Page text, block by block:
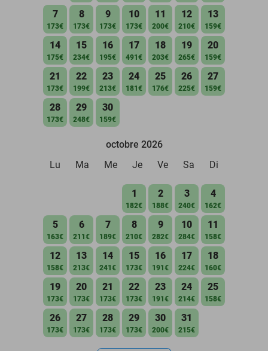
7
173€
8
173€
9
173€
10
173€
11
200€
12
210€
13
159€
14
175€
15
234€
16
195€
17
491€
18
203€
19
265€
20
159€
21
173€
22
199€
23
213€
24
181€
25
176€
26
225€
27
159€
28
173€
29
248€
30
159€
octobre 2026
Lu
Ma Me Je Ve Sa Di
1
182€
2
188€
3
240€
4
162€
5
163€
6
211€
7
189€
8
210€
9
282€
10
284€
11
158€
12
158€
13
213€
14
241€
15
173€
16
191€
17
224€
18
160€
19
173€
20
173€
21
173€
22
173€
23
191€
24
214€
25
158€
26
173€
27
173€
28
173€
29
173€
30
200€
31
215€